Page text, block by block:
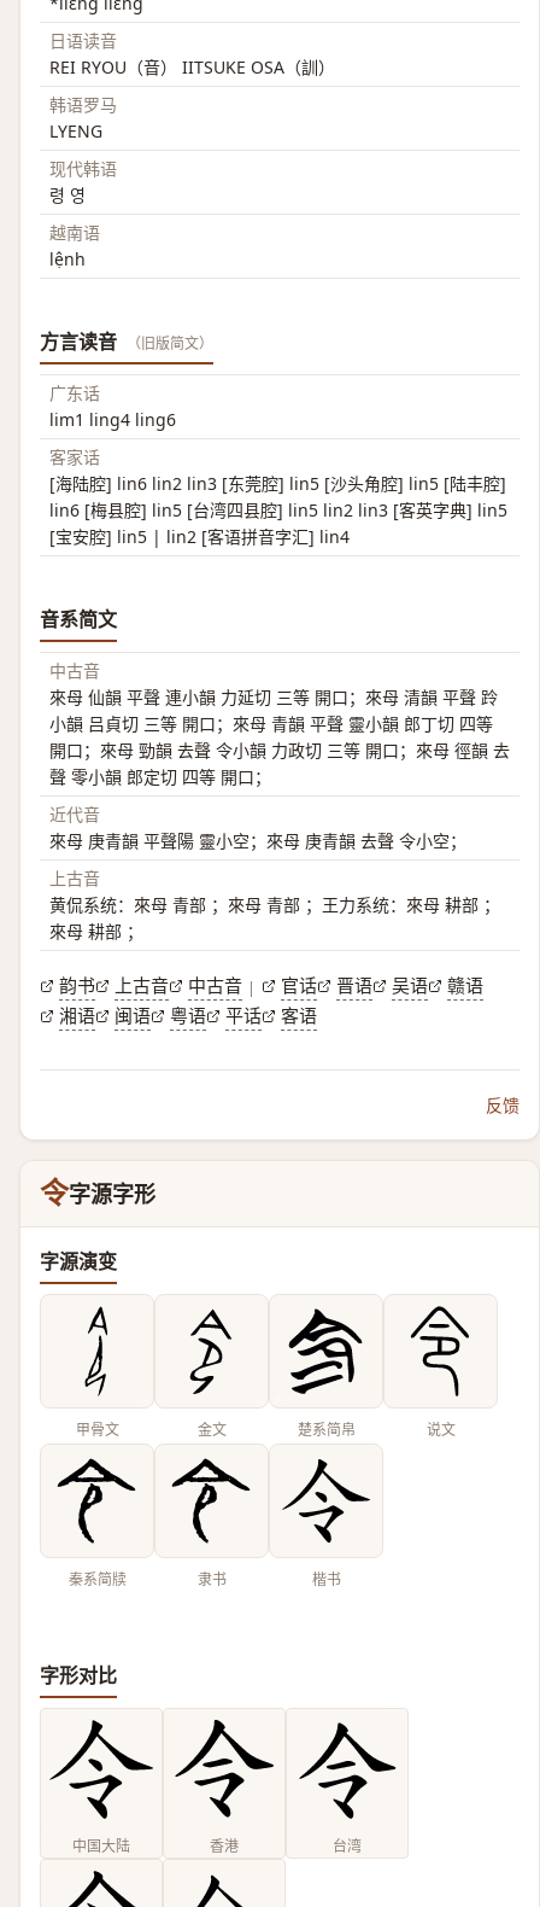
日语读音
REI RYOU（音） IITSUKE OSA（訓）
韩语罗马
LYENG
现代韩语
령 영
越南语
lệnh
方言读音 （旧版简文）
广东话
lim1 ling4 ling6
客家话
[海陆腔] lin6 lin2 lin3 [东莞腔] lin5 [沙头角腔] lin5 [陆丰腔]
lin6 [梅县腔] lin5 [台湾四县腔] lin5 lin2 lin3 [客英字典] lin5
[宝安腔] lin5 | lin2 [客语拼音字汇] lin4
音系简文
中古音
來母 仙韻 平聲 連小韻 力延切 三等 開口；來母 清韻 平聲 跉
小韻 吕貞切 三等 開口；來母 青韻 平聲 靈小韻 郎丁切 四等
開口；來母 勁韻 去聲 令小韻 力政切 三等 開口；來母 徑韻 去
聲 零小韻 郎定切 四等 開口；
近代音
來母 庚青韻 平聲陽 靈小空；來母 庚青韻 去聲 令小空；
上古音
黄侃系统：來母 青部 ；來母 青部 ；王力系统：來母 耕部 ；
來母 耕部 ；
韵书 上古音 中古音 | 官话 晋语 吴语
赣语
湘语
闽语 粤语 平话 客语
反馈
令字源字形
字源演变
甲骨文 金文 楚系简帛 说文
秦系简牍 隶书 楷书
字形对比
中国大陆 香港 台湾